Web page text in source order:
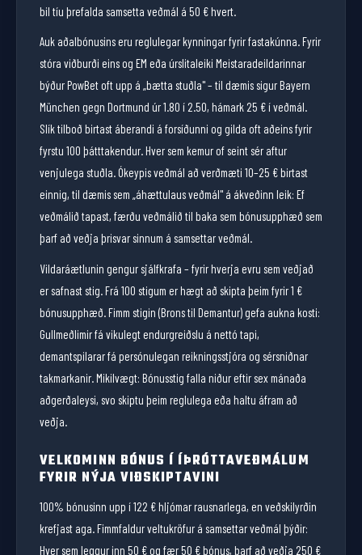
bil tíu þrefalda samsetta veðmál á 50 € hvert.
Auk aðalbónusins eru reglulegar kynningar fyrir fastakúnna. Fyrir
stóra viðburði eins og EM eða úrslitaleiki Meistaradeildarinnar
býður PowBet oft upp á „bætta stuðla" – til dæmis sigur Bayern
München gegn Dortmund úr 1.80 í 2.50, hámark 25 € í veðmál.
Slík tilboð birtast áberandi á forsíðunni og gilda oft aðeins fyrir
fyrstu 100 þátttakendur. Hver sem kemur of seint sér aftur
venjulega stuðla. Ókeypis veðmál að verðmæti 10–25 € birtast
einnig, til dæmis sem „áhættulaus veðmál" á ákveðinn leik: Ef
veðmálið tapast, færðu veðmálið til baka sem bónusupphæð sem
þarf að veðja þrisvar sinnum á samsettar veðmál.
Vildaráætlunin gengur sjálfkrafa – fyrir hverja evru sem veðjað
er safnast stig. Frá 100 stigum er hægt að skipta þeim fyrir 1 €
bónusupphæð. Fimm stigin (Brons til Demantur) gefa aukna kosti:
Gullmeðlimir fá vikulegt endurgreiðslu á nettó tapi,
demantspilarar fá persónulegan reikningsstjóra og sérsniðnar
takmarkanir. Mikilvægt: Bónusstig falla niður eftir sex mánaða
aðgerðaleysi, svo skiptu þeim reglulega eða haltu áfram að
veðja.
VELKOMINN BÓNUS Í ÍÞRÓTTAVEÐMÁLUM
FYRIR NÝJA VIÐSKIPTAVINI
100% bónusinn upp í 122 € hljómar rausnarlega, en veðskilyrðin
krefjast aga. Fimmfaldur veltukröfur á samsettar veðmál þýðir:
Hver sem leggur inn 50 € og fær 50 € bónus, þarf að veðja 250 €